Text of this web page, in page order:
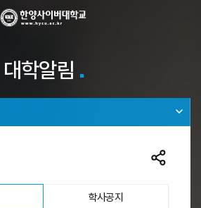
사이트정보 바로가기
대학알림
학사공지